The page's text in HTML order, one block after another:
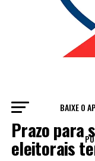
BAIXE O
ELEIÇÕES
Prazo para
eleitorais